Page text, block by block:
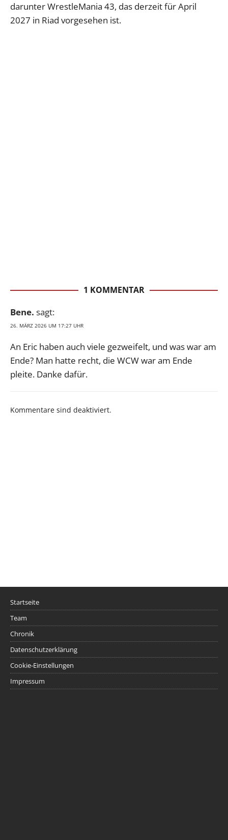
darunter WrestleMania 43, das derzeit für April
2027 in Riad vorgesehen ist.
1 KOMMENTAR
Bene. sagt:
26. MÄRZ 2026 UM 17:27 UHR
An Eric haben auch viele gezweifelt, und was war am
Ende? Man hatte recht, die WCW war am Ende
pleite. Danke dafür.
Kommentare sind deaktiviert.
Startseite
Team
Chronik
Datenschutzerklärung
Cookie-Einstellungen
Impressum